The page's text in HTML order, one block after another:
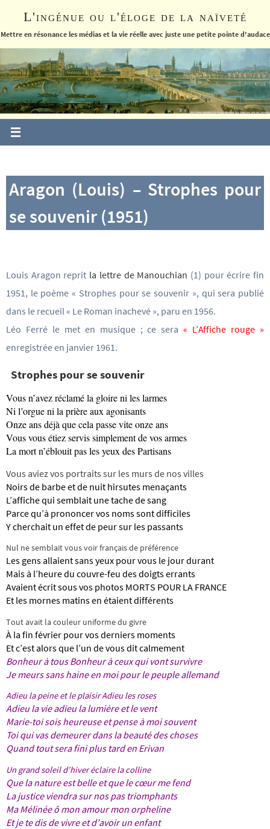
le
L'ingénue ou l'éloge de la naïveté
Mettre en résonance les médias et la vie réelle avec juste une petite pointe d'audace
Aragon (Louis) – Strophes pour
se souvenir (1951)
Louis Aragon reprit la lettre de Manouchian (1) pour écrire fin
1951, le poème « Strophes pour se souvenir », qui sera publié
dans le recueil « Le Roman inachevé », paru en 1956.
Léo Ferré le met en musique ; ce sera« L’Affiche rouge »
enregistrée en janvier 1961.
Strophes pour se souvenir
Vous n’avez réclamé la gloire ni les larmes
Ni l’orgue ni la prière aux agonisants
Onze ans déjà que cela passe vite onze ans
Vous vous étiez servis simplement de vos armes
La mort n’éblouit pas les yeux des Partisans
Vous aviez vos portraits sur les murs de nos villes
Noirs de barbe et de nuit hirsutes menaçants
L’affiche qui semblait une tache de sang
Parce qu’à prononcer vos noms sont difficiles
Y cherchait un effet de peur sur les passants
Nul ne semblait vous voir français de préférence
Les gens allaient sans yeux pour vous le jour durant
Mais à l’heure du couvre-feu des doigts errants
Avaient écrit sous vos photos MORTS POUR LA FRANCE
Et les mornes matins en étaient différents
Tout avait la couleur uniforme du givre
À la fin février pour vos derniers moments
Et c’est alors que l’un de vous dit calmement
Bonheur à tous Bonheur à ceux qui vont survivre
Je meurs sans haine en moi pour le peuple allemand
Adieu la peine et le plaisir Adieu les roses
Adieu la vie adieu la lumière et le vent
Marie-toi sois heureuse et pense à moi souvent
Toi qui vas demeurer dans la beauté des choses
Quand tout sera fini plus tard en Erivan
Un grand soleil d’hiver éclaire la colline
Que la nature est belle et que le cœur me fend
La justice viendra sur nos pas triomphants
Ma Mélinée ô mon amour mon orpheline
Et je te dis de vivre et d’avoir un enfant